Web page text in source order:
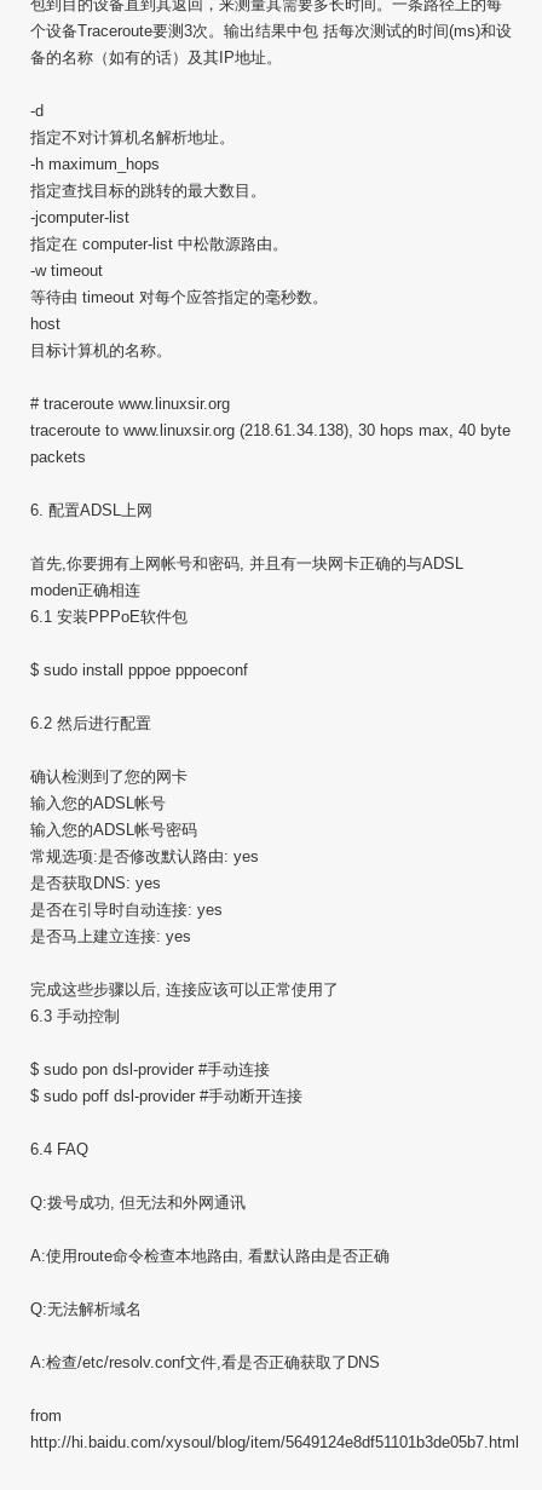
包到目的设备直到其返回，来测量其需要多长时间。一条路径上的每
个设备Traceroute要测3次。输出结果中包 括每次测试的时间(ms)和设
备的名称（如有的话）及其IP地址。
-d
指定不对计算机名解析地址。
-h maximum_hops
指定查找目标的跳转的最大数目。
-jcomputer-list
指定在 computer-list 中松散源路由。
-w timeout
等待由 timeout 对每个应答指定的毫秒数。
host
目标计算机的名称。
# traceroute www.linuxsir.org
traceroute to www.linuxsir.org (218.61.34.138), 30 hops max, 40 byte
packets
6. 配置ADSL上网
首先,你要拥有上网帐号和密码, 并且有一块网卡正确的与ADSL
moden正确相连
6.1 安装PPPoE软件包
$ sudo install pppoe pppoeconf
6.2 然后进行配置
确认检测到了您的网卡
输入您的ADSL帐号
输入您的ADSL帐号密码
常规选项:是否修改默认路由: yes
是否获取DNS: yes
是否在引导时自动连接: yes
是否马上建立连接: yes
完成这些步骤以后, 连接应该可以正常使用了
6.3 手动控制
$ sudo pon dsl-provider #手动连接
$ sudo poff dsl-provider #手动断开连接
6.4 FAQ
Q:拨号成功, 但无法和外网通讯
A:使用route命令检查本地路由, 看默认路由是否正确
Q:无法解析域名
A:检查/etc/resolv.conf文件,看是否正确获取了DNS
from
http://hi.baidu.com/xysoul/blog/item/5649124e8df51101b3de05b7.html